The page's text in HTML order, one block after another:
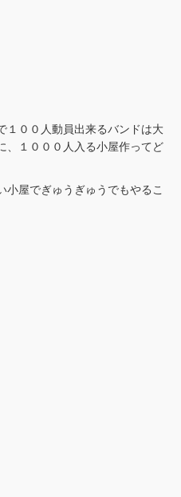
１００人動員出来るバンドは大
、１０００人入る小屋作ってど
小屋でぎゅうぎゅうでもやるこ